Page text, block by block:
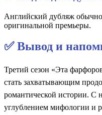
Английский дубляж
оригинальной премьеры.
✅ Вывод и
Третий сезон «Эта
стать захватывающим
романтической истории. С
углублением мифологии и